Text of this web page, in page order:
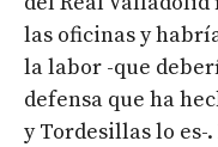
las oficinas y
la labor -que
defensa que ha
y Tordesillas lo es-